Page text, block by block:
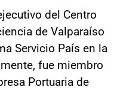
del Centro
de Valparaíso
Servicio País en la
fue miembro
Portuaria de